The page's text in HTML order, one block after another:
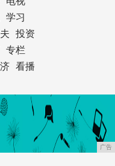
学习
投资
专栏
看播
广告